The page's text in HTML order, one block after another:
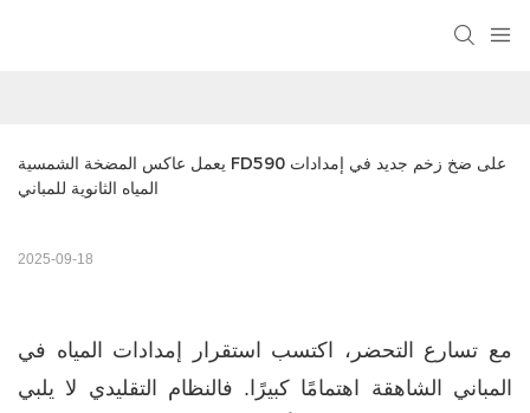
يعمل عاكس المضخة الشمسية FD590 على ضخ زخم جديد في إمدادات
المياه الثانوية للمباني
2025-09-18
مع تسارع التحضر، اكتسب استقرار إمدادات المياه في
المباني الشاهقة اهتمامًا كبيرًا. فالنظام التقليدي لا يلبي